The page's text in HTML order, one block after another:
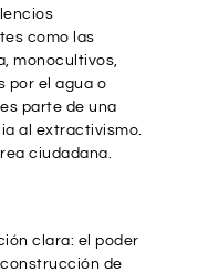
como las
monocultivos,
por el agua o
parte de una
al extractivismo.
ciudadana.
clara: el poder
de